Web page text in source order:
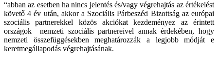
“abban az esetben ha nincs jelentés és/vagy végrehajtás az értékelést
követő 4 év után, akkor a Szociális Párbeszéd Bizottság az európai
szociális partnerekkel közös akciókat kezdeményez az érintett
országok nemzeti szociális partnereivel annak érdekében, hogy
nemzeti összefüggésekben meghatározzák a legjobb módját e
keretmegállapodás végrehajtásának.